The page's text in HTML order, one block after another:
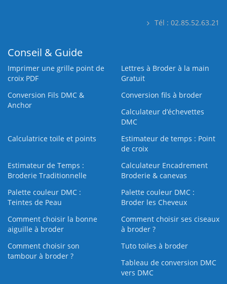
Tél : 02.85.52.63.21
Conseil & Guide
Imprimer une grille point de
croix PDF
Lettres à Broder à la main
Gratuit
Conversion Fils DMC &
Anchor
Conversion fils à broder
Calculateur d’échevettes
DMC
Calculatrice toile et points
Estimateur de temps : Point
de croix
Estimateur de Temps :
Broderie Traditionnelle
Calculateur Encadrement
Broderie & canevas
Palette couleur DMC :
Teintes de Peau
Palette couleur DMC :
Broder les Cheveux
Comment choisir la bonne
aiguille à broder
Comment choisir ses ciseaux
à broder ?
Comment choisir son
tambour à broder ?
Tuto toiles à broder
Tableau de conversion DMC
vers DMC